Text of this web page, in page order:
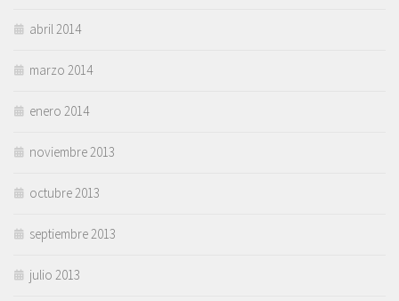
abril 2014
marzo 2014
enero 2014
noviembre 2013
octubre 2013
septiembre 2013
julio 2013